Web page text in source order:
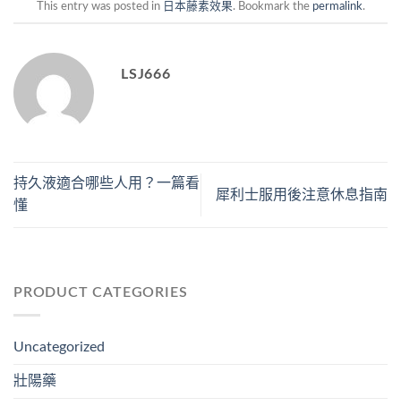
This entry was posted in 日本藤素效果. Bookmark the permalink.
LSJ666
持久液適合哪些人用？一篇看
懂
犀利士服用後注意休息指南
PRODUCT CATEGORIES
Uncategorized
壯陽藥